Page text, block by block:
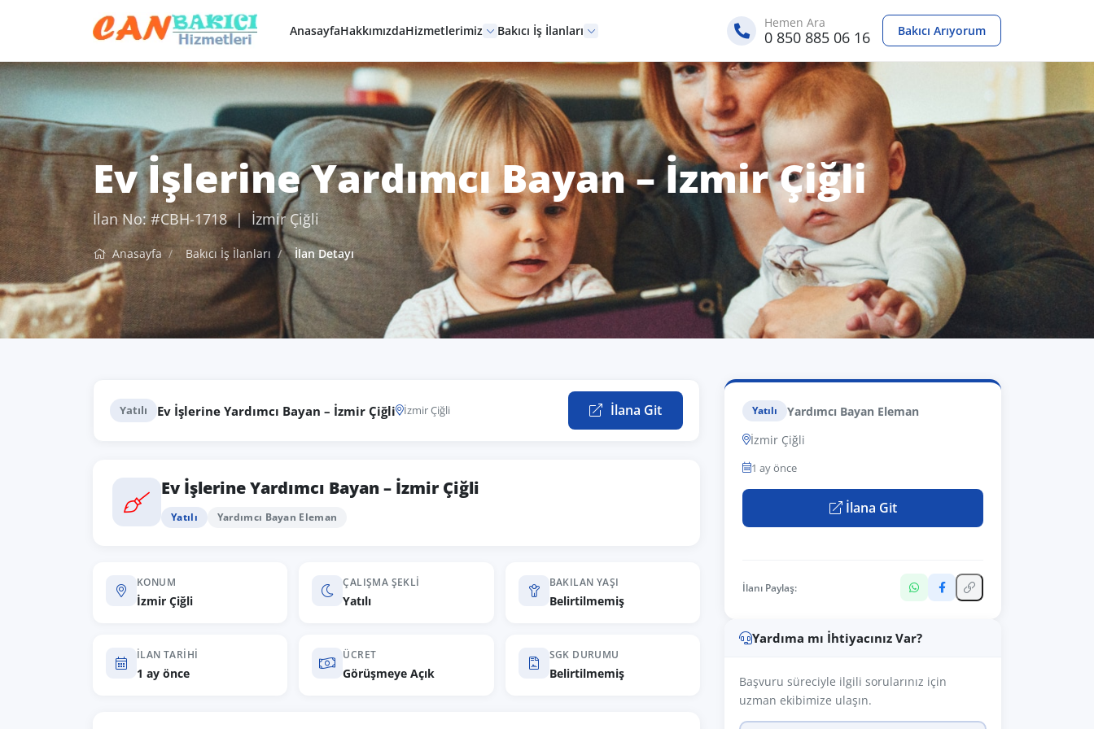
AnasayfaHakkımızdaHizmetlerimiz Bakıcı İş İlanları
Hemen Ara
0 850 885 06 16 Bakıcı Arıyorum
Ev İşlerine Yardımcı Bayan – İzmir Çiğli
İlan No: #CBH-1718 | İzmir Çiğli
Anasayfa Bakıcı İş İlanları İlan Detayı
Yatılı Ev İşlerine Yardımcı Bayan – İzmir Çiğli İzmir Çiğli İlana Git
Ev İşlerine Yardımcı Bayan – İzmir Çiğli
Yatılı Yardımcı Bayan Eleman
KONUM
İzmir Çiğli
ÇALIŞMA ŞEKLI
Yatılı
BAKILAN YAŞI
Belirtilmemiş
İLAN TARIHI
1 ay önce
ÜCRET
Görüşmeye Açık
SGK DURUMU
Belirtilmemiş
Yatılı
Yardımcı Bayan Eleman
İzmir Çiğli
1 ay önce
İlana Git
İlanı Paylaş:
Yardıma mı İhtiyacınız Var?
Başvuru süreciyle ilgili sorularınız için
uzman ekibimize ulaşın.